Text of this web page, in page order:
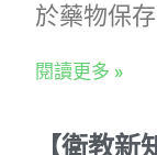
於藥物保
閱讀更多 »
【衛教